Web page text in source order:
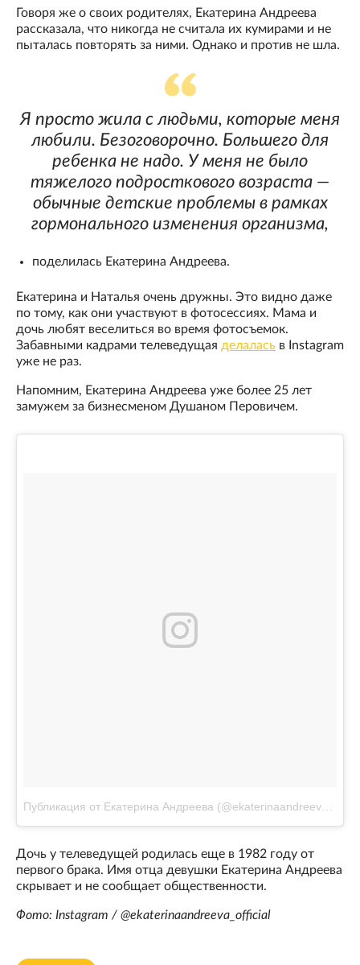
Говоря же о своих родителях, Екатерина Андреева
рассказала, что никогда не считала их кумирами и не
пыталась повторять за ними. Однако и против не шла.
Я просто жила с людьми, которые меня
любили. Безоговорочно. Большего для
ребенка не надо. У меня не было
тяжелого подросткового возраста —
обычные детские проблемы в рамках
гормонального изменения организма,
поделилась Екатерина Андреева.
Екатерина и Наталья очень дружны. Это видно даже
по тому, как они участвуют в фотосессиях. Мама и
дочь любят веселиться во время фотосъемок.
Забавными кадрами телеведущая делалась в Instagram
уже не раз.
Напомним, Екатерина Андреева уже более 25 лет
замужем за бизнесменом Душаном Перовичем.
Дочь у телеведущей родилась еще в 1982 году от
первого брака. Имя отца девушки Екатерина Андреева
скрывает и не сообщает общественности.
Фото: Instagram / @ekaterinaandreeva_official